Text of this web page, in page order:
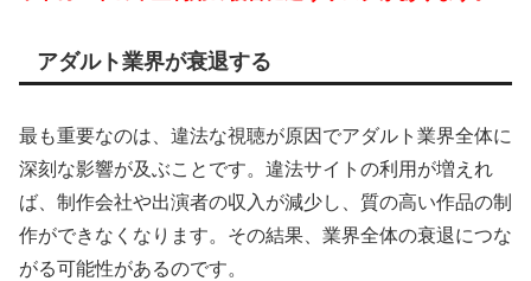
アダルト業界が衰退する
最も重要なのは、違法な視聴が原因でアダルト業界全体に
深刻な影響が及ぶことです。違法サイトの利用が増えれ
ば、制作会社や出演者の収入が減少し、質の高い作品の制
作ができなくなります。その結果、業界全体の衰退につな
がる可能性があるのです。